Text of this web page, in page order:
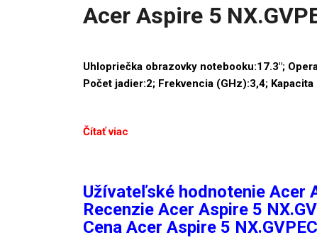
Acer Aspire 5
Uhlopriečka obrazovky notebooku:17.3″;
Počet jadier:2; Frekvencia (GHz):3,4;
Čítať viac
Užívateľské hodnotenie Acer
Recenzie Acer Aspire 5
Cena Acer Aspire 5